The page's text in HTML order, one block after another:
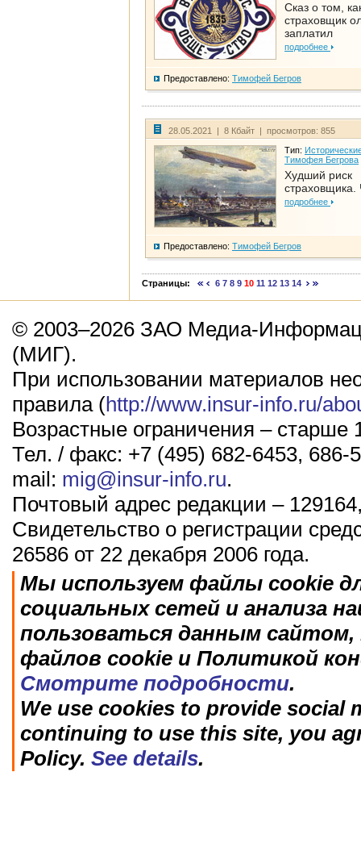
Сказ о том,
страховщик
заплатил
подробнее
Предоставлено: Тимофей Бегров
28.05.2021 | 8 Кбайт | просмотров: 855
Тип:
Тимофея Бегрова
Худший риск
страховщика.
подробнее
Предоставлено: Тимофей Бегров
Страницы: 6 7 8 9 10 11 12 13 14
© 2003–2026 ЗАО Медиа-
(МИГ).
При использовании материалов
правила (http://www.insur-info.ru/
Возрастные ограничения – старше
Тел. / факс: +7 (495) 682-6453, 686-
mail: mig@insur-info.ru.
Почтовый адрес редакции –
Свидетельство о регистрации
26586 от 22 декабря 2006 года.
Мы используем файлы cookie
социальных сетей и анализа
пользоваться данным
файлов cookie и Политикой
Смотрите подробности.
We use cookies to provide social
continuing to use this site, you
Policy. See details.